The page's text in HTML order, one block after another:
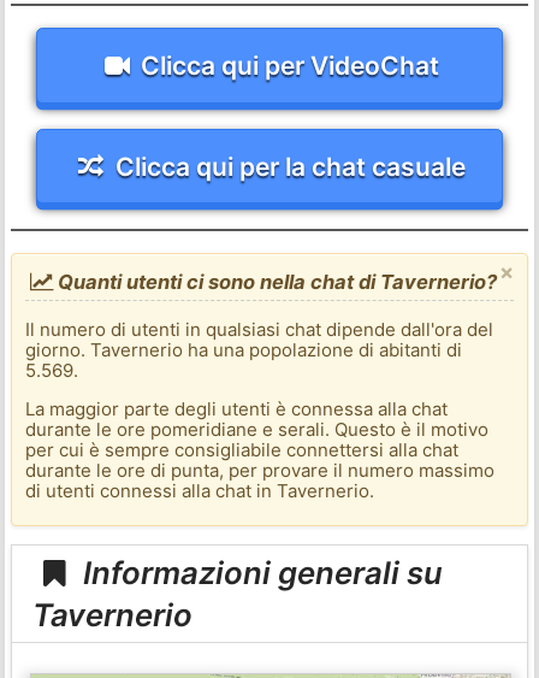
Clicca qui per VideoChat
Clicca qui per la chat casuale
×
Quanti utenti ci sono nella chat di Tavernerio?
Il numero di utenti in qualsiasi chat dipende dall'ora del
giorno. Tavernerio ha una popolazione di abitanti di
5.569.
La maggior parte degli utenti è connessa alla chat
durante le ore pomeridiane e serali. Questo è il motivo
per cui è sempre consigliabile connettersi alla chat
durante le ore di punta, per provare il numero massimo
di utenti connessi alla chat in Tavernerio.
Informazioni generali su
Tavernerio